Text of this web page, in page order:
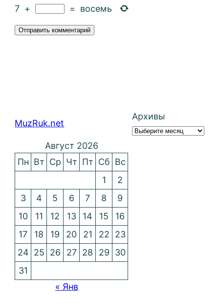
7 + = восемь
MuzRuk.net
Архивы
Август 2026
Пн Вт Ср Чт Пт Сб Вс
1
2
3
4 5 6 7 8
9
10
11 12 13 14 15
16
17
18 19 20 21 22
23
24 25 26 27 28 29
30
31
« Янв